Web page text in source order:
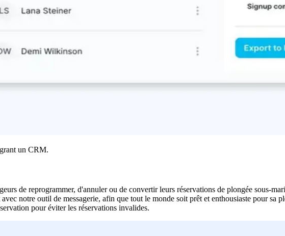
un CRM.
de reprogrammer, d'annuler ou de convertir leurs réservations de plongée sous-
notre outil de messagerie, afin que tout le monde soit prêt et enthousiaste pour sa
pour éviter les réservations invalides.